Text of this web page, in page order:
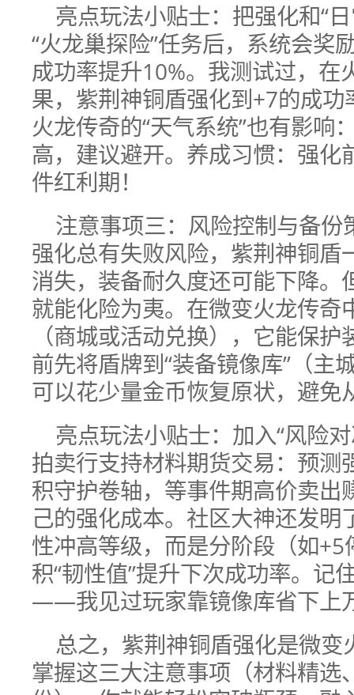
亮点玩法小贴士：把强化和“
“火龙巢探险”任务后，系统会奖
成功率提升10%。我测试过，在
果，紫荆神铜盾强化到+7的成
火龙传奇的“天气系统”也有影响
高，建议避开。养成习惯：强化
件红利期！
注意事项三：风险控制与备份
强化总有失败风险，紫荆神铜盾
消失，装备耐久度还可能下降
就能化险为夷。在微变火龙传奇
（商城或活动兑换），它能保
前先将盾牌到“装备镜像库”（主
可以花少量金币恢复原状，避免
亮点玩法小贴士：加入“风险
拍卖行支持材料期货交易：预测
积守护卷轴，等事件期高价卖
己的强化成本。社区大神还发明
性冲高等级，而是分阶段（如
积“韧性值”提升下次成功率。记
——我见过玩家靠镜像库省下上
总之，紫荆神铜盾强化是微
掌握这三大注意事项（材料精选